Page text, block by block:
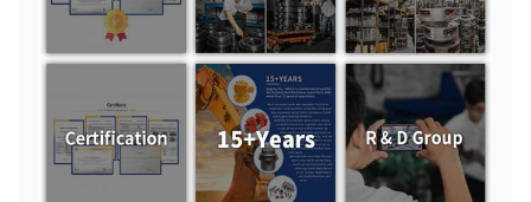
الكوكبية
1015505
أسلحة
التشغيل
الكوكبية
ZAX450-3
أسلحة